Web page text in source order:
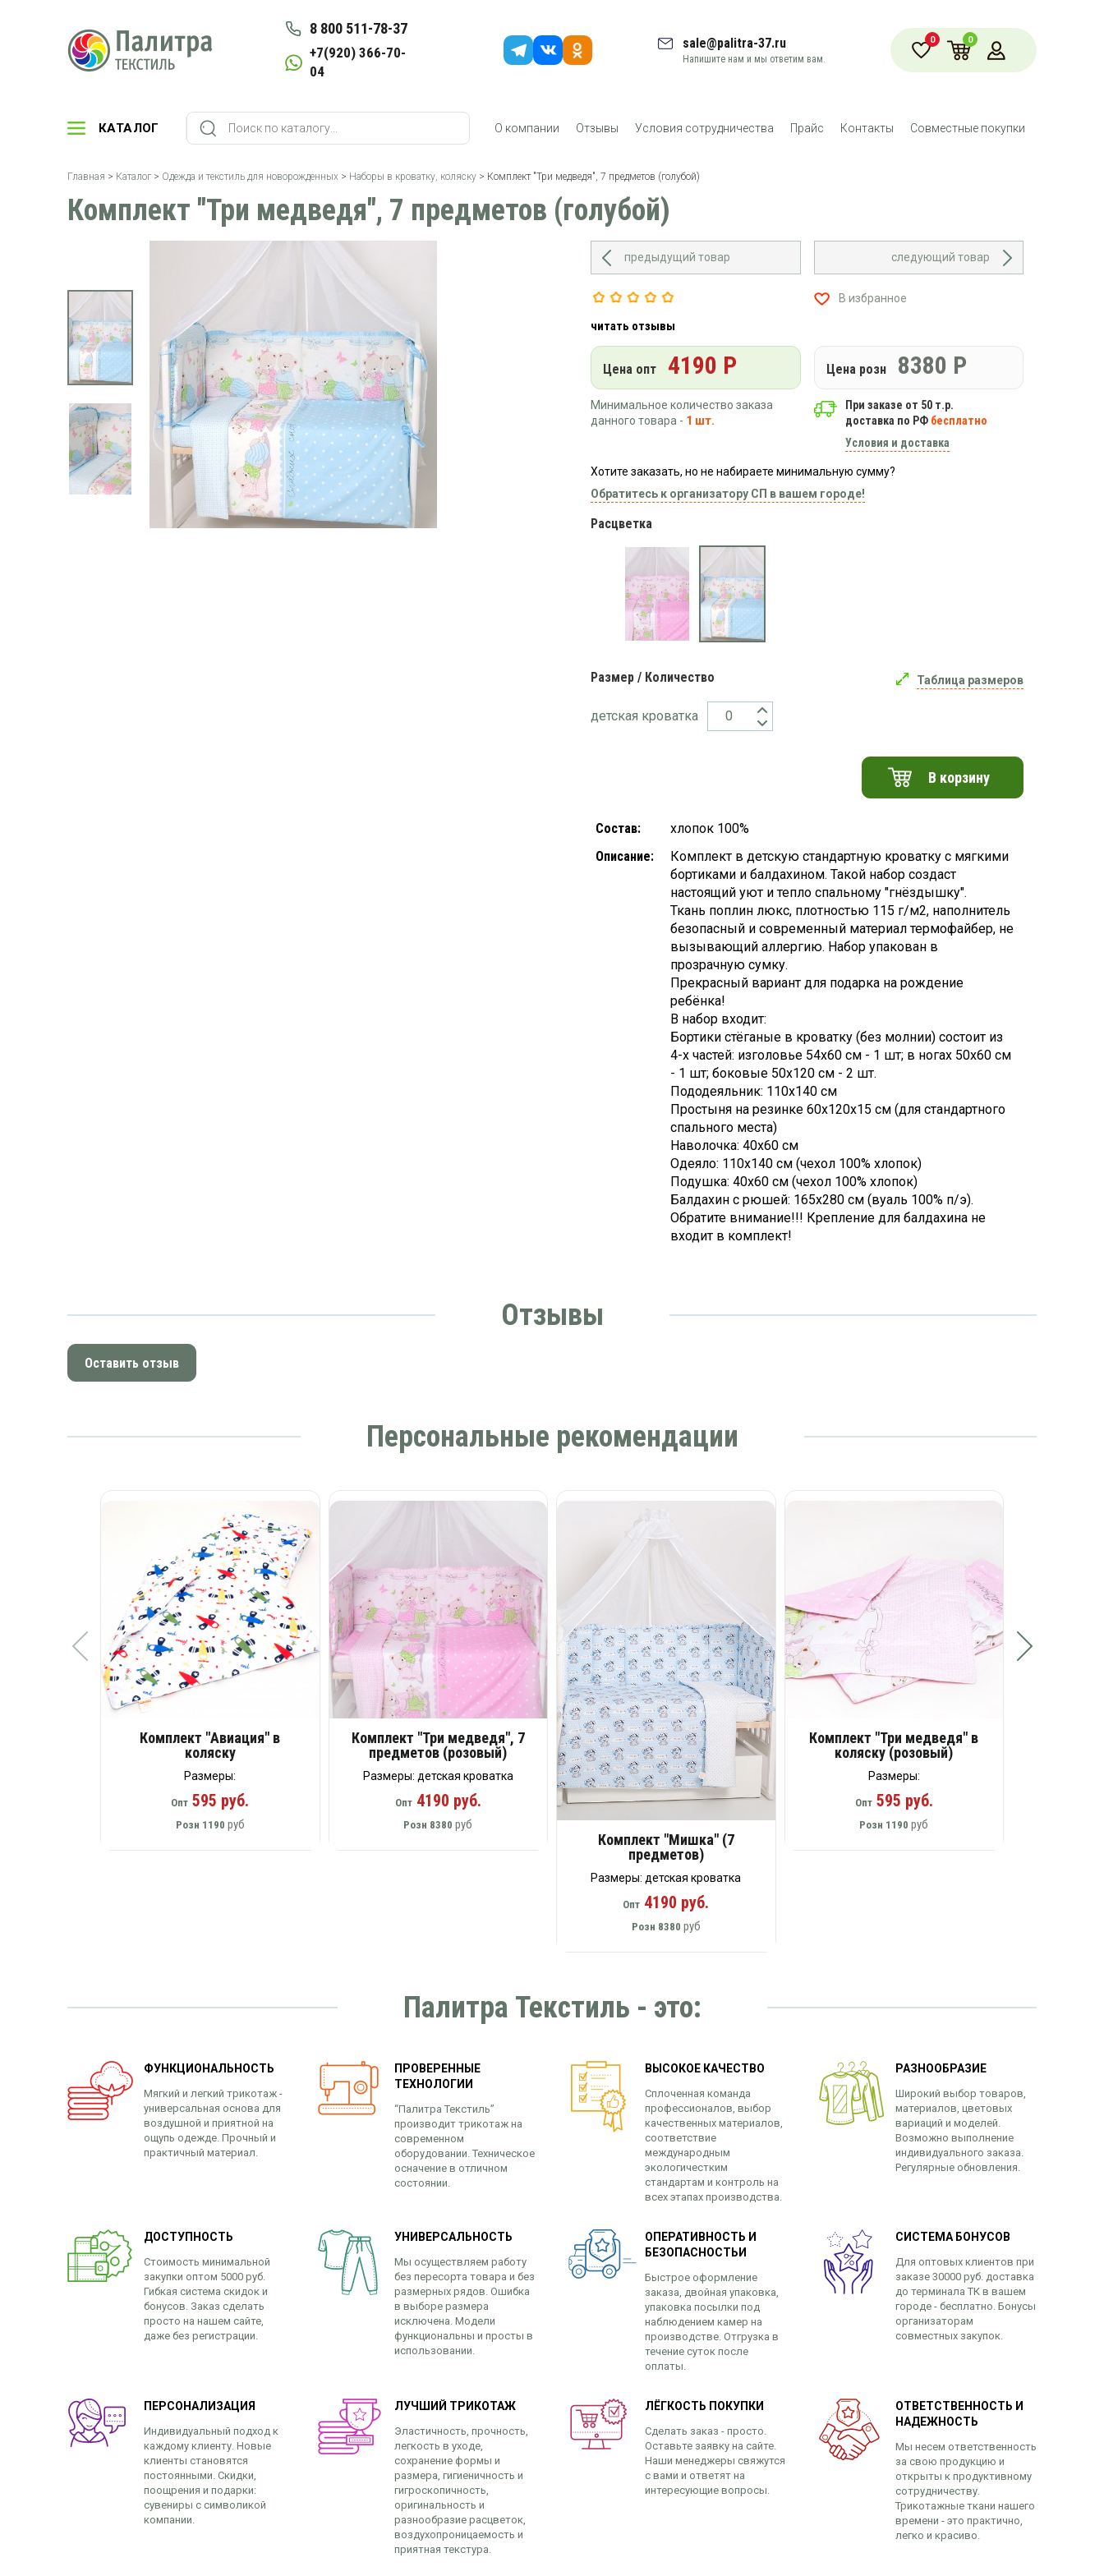
8 800 511-78-37
+7(920) 366-70-
04
sale@palitra-37.ru
Напишите нам и мы ответим вам.
0 0
КАТАЛОГ О компании Отзывы Условия сотрудничества Прайс Контакты Совместные покупки
Главная > Каталог > Одежда и текстиль для новорожденных > Наборы в кроватку, коляску > Комплект "Три медведя", 7 предметов (голубой)
Комплект "Три медведя", 7 предметов (голубой)
предыдущий товар следующий товар
читать отзывы
В избранное
Цена опт 4190 Р Цена розн 8380 Р
Минимальное количество заказа
данного товара - 1 шт.
При заказе от 50 т.р.
доставка по РФ бесплатно
Условия и доставка
Хотите заказать, но не набираете минимальную сумму?
Обратитесь к организатору СП в вашем городе!
Расцветка
Размер / Количество Таблица размеров
детская кроватка
В корзину
Состав:
хлопок 100%
Описание:
Комплект в детскую стандартную кроватку с мягкими
бортиками и балдахином. Такой набор создаст
настоящий уют и тепло спальному "гнёздышку".
Ткань поплин люкс, плотностью 115 г/м2, наполнитель
безопасный и современный материал термофайбер, не
вызывающий аллергию. Набор упакован в
прозрачную сумку.
Прекрасный вариант для подарка на рождение
ребёнка!
В набор входит:
Бортики стёганые в кроватку (без молнии) состоит из
4-х частей: изголовье 54х60 см - 1 шт; в ногах 50х60 см
- 1 шт; боковые 50х120 см - 2 шт.
Пододеяльник: 110х140 см
Простыня на резинке 60х120х15 см (для стандартного
спального места)
Наволочка: 40х60 см
Одеяло: 110х140 см (чехол 100% хлопок)
Подушка: 40х60 см (чехол 100% хлопок)
Балдахин с рюшей: 165х280 см (вуаль 100% п/э).
Обратите внимание!!! Крепление для балдахина не
входит в комплект!
Отзывы
Оставить отзыв
Персональные рекомендации
Комплект "Авиация" в
коляску
Размеры:
Опт 595 руб.
Розн 1190 руб
Комплект "Три медведя", 7
предметов (розовый)
Размеры: детская кроватка
Опт4190 руб.
Розн 8380 руб
Комплект "Мишка" (7
предметов)
Размеры: детская кроватка
Опт 4190 руб.
Розн 8380 руб
Комплект "Три медведя" в
коляску (розовый)
Размеры:
Опт595 руб.
Розн 1190 руб
Палитра Текстиль - это:
ФУНКЦИОНАЛЬНОСТЬ
Мягкий и легкий трикотаж -
универсальная основа для
воздушной и приятной на
ощупь одежде. Прочный и
практичный материал.
ПРОВЕРЕННЫЕ
ТЕХНОЛОГИИ
“Палитра Текстиль”
производит трикотаж на
современном
оборудовании. Техническое
осначение в отличном
состоянии.
ВЫСОКОЕ КАЧЕСТВО
Сплоченная команда
профессионалов, выбор
качественных материалов,
соответствие
международным
экологичестким
стандартам и контроль на
всех этапах производства.
РАЗНООБРАЗИЕ
Широкий выбор товаров,
материалов, цветовых
вариаций и моделей.
Возможно выполнение
индивидуального заказа.
Регулярные обновления.
ДОСТУПНОСТЬ
Стоимость минимальной
закупки оптом 5000 руб.
Гибкая система скидок и
бонусов. Заказ сделать
просто на нашем сайте,
даже без регистрации.
УНИВЕРСАЛЬНОСТЬ
Мы осуществляем работу
без пересорта товара и без
размерных рядов. Ошибка
в выборе размера
исключена. Модели
функциональны и просты в
использовании.
ОПЕРАТИВНОСТЬ И
БЕЗОПАСНОСТЬИ
Быстрое оформление
заказа, двойная упаковка,
упаковка посылки под
наблюдением камер на
производстве. Отгрузка в
течение суток после
оплаты.
СИСТЕМА БОНУСОВ
Для оптовых клиентов при
заказе 30000 руб. доставка
до терминала ТК в вашем
городе - бесплатно. Бонусы
организаторам
совместных закупок.
ПЕРСОНАЛИЗАЦИЯ
Индивидуальный подход к
каждому клиенту. Новые
клиенты становятся
постоянными. Скидки,
поощрения и подарки:
сувениры с символикой
компании.
ЛУЧШИЙ ТРИКОТАЖ
Эластичность, прочность,
легкость в уходе,
сохранение формы и
размера, гигиеничность и
гигроскопичность,
оригинальность и
разнообразие расцветок,
воздухопроницаемость и
приятная текстура.
ЛЁГКОСТЬ ПОКУПКИ
Сделать заказ - просто.
Оставьте заявку на сайте.
Наши менеджеры свяжутся
с вами и ответят на
интересующие вопросы.
ОТВЕТСТВЕННОСТЬ И
НАДЕЖНОСТЬ
Мы несем ответственность
за свою продукцию и
открыты к продуктивному
сотрудничеству.
Трикотажные ткани нашего
времени - это практично,
легко и красиво.